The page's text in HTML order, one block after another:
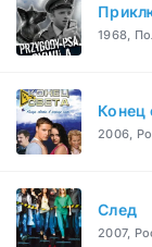
1968,
Конец
2006,
След
2007,